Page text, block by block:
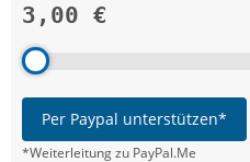
3,00 €
Per Paypal unterstützen*
*Weiterleitung zu PayPal.Me